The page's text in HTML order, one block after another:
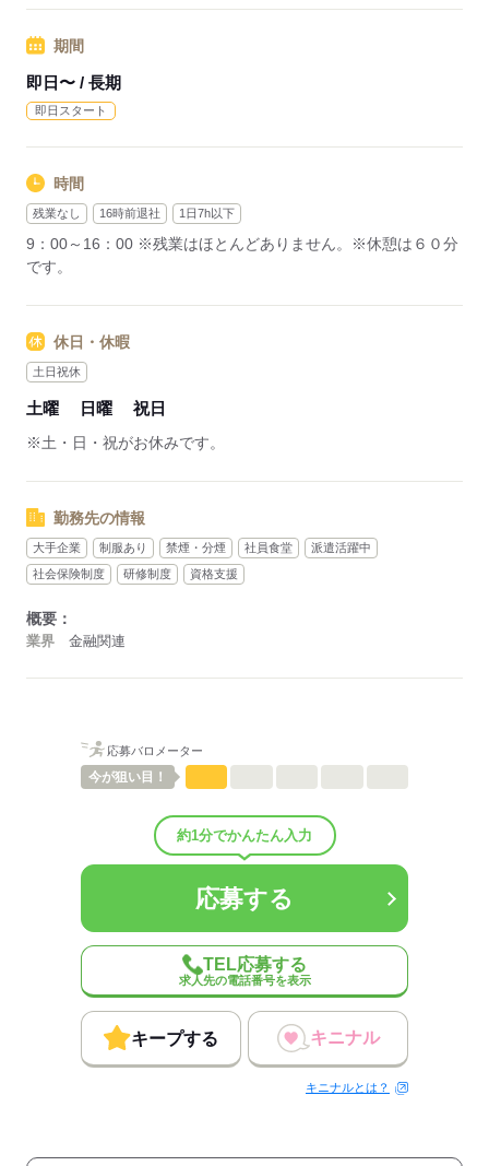
期間
即日〜 / 長期
即日スタート
時間
残業なし 16時前退社 1日7h以下
9：00～16：00 ※残業はほとんどありません。※休憩は６０分
です。
休日・休暇
土日祝休
土曜 日曜 祝日
※土・日・祝がお休みです。
勤務先の情報
大手企業 制服あり 禁煙・分煙 社員食堂
派遣活躍中
社会保険制度
研修制度 資格支援
概要：
業界 金融関連
応募バロメーター
今が狙い目！
約1分でかんたん入力
応募する
TEL応募する
求人先の電話番号を表示
キープする キニナル
キニナルとは？